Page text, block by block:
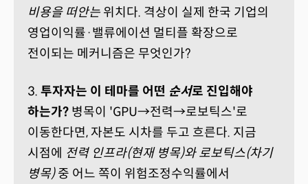
비용을 떠안는 위치다. 격상이 실제 한국 기업의
영업이익률·밸류에이션 멀티플 확장으로
전이되는 메커니즘은 무엇인가?
3. 투자자는 이 테마를 어떤 순서로 진입해야
하는가? 병목이 'GPU→전력→로보틱스'로
이동한다면, 자본도 시차를 두고 흐른다. 지금
시점에 전력 인프라(현재 병목)와 로보틱스(차기
병목)중 어느 쪽이 위험조정수익률에서